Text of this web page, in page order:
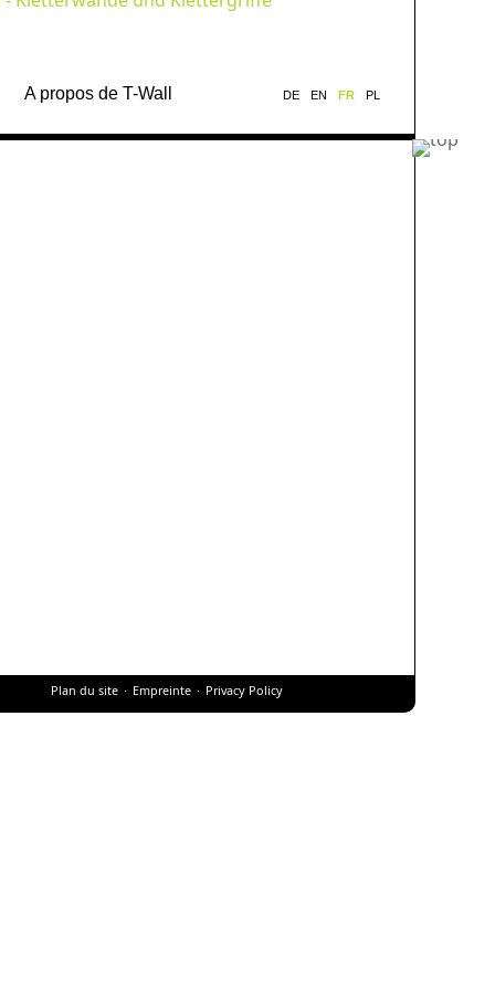
DE EN FR PL
A propos de T-Wall
Plan du site Empreinte Privacy Policy